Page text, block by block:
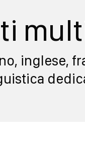
inglese,